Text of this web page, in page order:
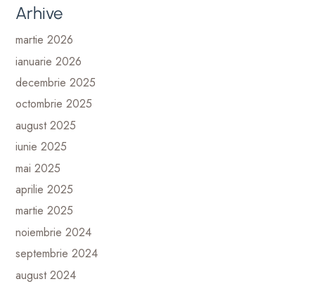
Arhive
martie 2026
ianuarie 2026
decembrie 2025
octombrie 2025
august 2025
iunie 2025
mai 2025
aprilie 2025
martie 2025
noiembrie 2024
septembrie 2024
august 2024